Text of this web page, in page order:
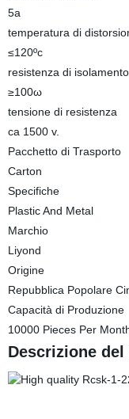
5a
temperatura di
≤120ºc
resistenza di isolamento
≥100ω
tensione di resistenza
ca 1500 v.
Pacchetto di Trasporto
Carton
Specifiche
Plastic And Metal
Marchio
Liyond
Origine
Repubblica Popolare
Capacità di Produzione
10000 Pieces Per
Descrizione